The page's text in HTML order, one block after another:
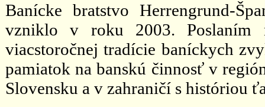
Banícke bratstvo Herrengrund-
vzniklo v roku 2003. Poslaním
viacstoročnej tradície baníckych
pamiatok na banskú činnosť v
Slovensku a v zahraničí s históriou